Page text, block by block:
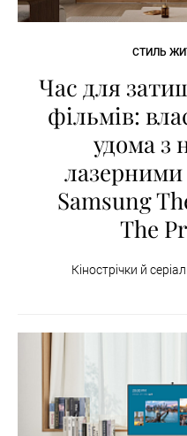
СТИЛЬ
Час для
фільмів:
удома з
Samsung
The
Кінострічки й